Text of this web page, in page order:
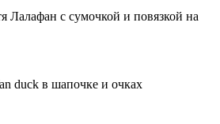
Лалафан с сумочкой и повязкой на
duck в шапочке и очках